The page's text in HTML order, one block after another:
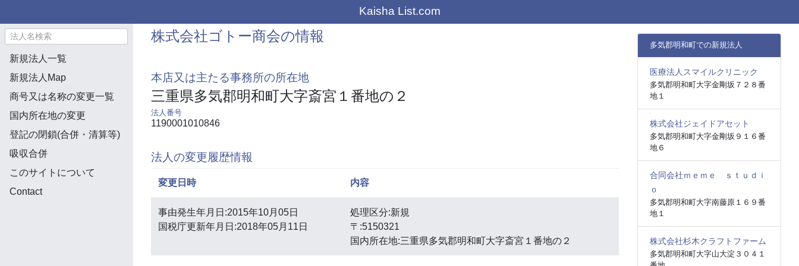
Kaisha List.com
新規法人一覧
新規法人Map
商号又は名称の変更一覧
国内所在地の変更
登記の閉鎖(合併・清算等)
吸収合併
このサイトについて
Contact
株式会社ゴトー商会の情報
本店又は主たる事務所の所在地
三重県多気郡明和町大字斎宮１番地の２
法人番号
1190001010846
法人の変更履歴情報
変更日時 内容
事由発生年月日:2015年10月05日
国税庁更新年月日:2018年05月11日
処理区分:新規
〒:5150321
国内所在地:三重県多気郡明和町大字斎宮１番地の２
多気郡明和町での新規法人
医療法人スマイルクリニック
多気郡明和町大字金剛坂７２８番
地１
株式会社ジェイドアセット
多気郡明和町大字金剛坂９１６番
地６
合同会社ｍｅｍｅ ｓｔｕｄｉ
ｏ
多気郡明和町大字南藤原１６９番
地１
株式会社杉木クラフトファーム
多気郡明和町大字山大淀３０４１